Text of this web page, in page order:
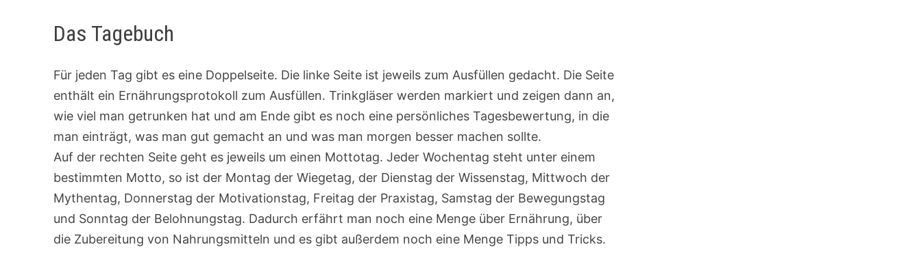
Das Tagebuch
Für jeden Tag gibt es eine Doppelseite. Die linke Seite ist jeweils zum Ausfüllen gedacht. Die Seite
enthält ein Ernährungsprotokoll zum Ausfüllen. Trinkgläser werden markiert und zeigen dann an,
wie viel man getrunken hat und am Ende gibt es noch eine persönliches Tagesbewertung, in die
man einträgt, was man gut gemacht an und was man morgen besser machen sollte.
Auf der rechten Seite geht es jeweils um einen Mottotag. Jeder Wochentag steht unter einem
bestimmten Motto, so ist der Montag der Wiegetag, der Dienstag der Wissenstag, Mittwoch der
Mythentag, Donnerstag der Motivationstag, Freitag der Praxistag, Samstag der Bewegungstag
und Sonntag der Belohnungstag. Dadurch erfährt man noch eine Menge über Ernährung, über
die Zubereitung von Nahrungsmitteln und es gibt außerdem noch eine Menge Tipps und Tricks.